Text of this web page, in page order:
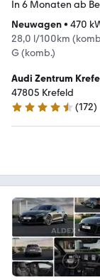
In 6 Monaten ab
Neuwagen• 470
28,0 l/100km
G (komb.)
Audi Zentrum
47805 Krefeld
4.7 Sterne
(172)